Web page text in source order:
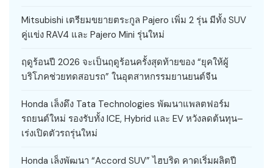
Mitsubishi เตรียมขยายตระกูล Pajero เพิ่ม 2 รุ่น มีทั้ง SUV
คู่แข่ง RAV4 และ Pajero Mini รุ่นใหม่
ฤดูร้อนปี 2026 จะเป็นฤดูร้อนครั้งสุดท้ายของ “ยุคให้ผู้
บริโภคช่วยทดสอบรถ” ในอุตสาหกรรมยานยนต์จีน
Honda เล็งดึง Tata Technologies พัฒนาแพลตฟอร์ม
รถยนต์ใหม่ รองรับทั้ง ICE, Hybrid และ EV หวังลดต้นทุน–
เร่งเปิดตัวรถรุ่นใหม่
Honda เล็งพัฒนา “Accord SUV” ไฮบริด คาดเริ่มผลิตปี